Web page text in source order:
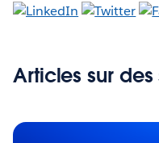
Articles sur